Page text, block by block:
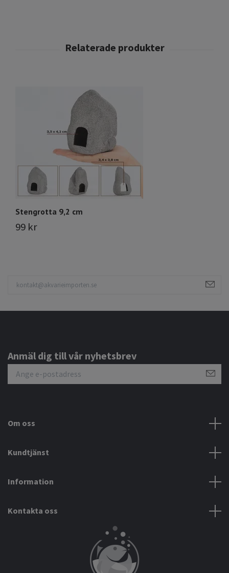
Stengrotta 9,2 cm
99 kr
Anmäl dig till vår nyhetsbrev
Om oss
Kundtjänst
Information
Kontakta oss